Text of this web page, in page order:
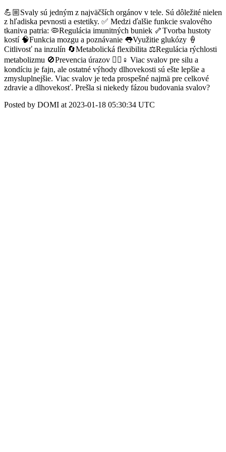
💪🏼Svaly sú jedným z najväčších orgánov v tele. Sú dôležité nielen
z hľadiska pevnosti a estetiky. ✅ Medzi ďalšie funkcie svalového
tkaniva patria: 🦠Regulácia imunitných buniek 🦴Tvorba hustoty
kostí 🧠Funkcia mozgu a poznávanie 👅Využitie glukózy 🍦
Citlivosť na inzulín 🔄Metabolická flexibilita ⚖️Regulácia rýchlosti
metabolizmu 🚫Prevencia úrazov 🏋🏼♀️ Viac svalov pre silu a
kondíciu je fajn, ale ostatné výhody dlhovekosti sú ešte lepšie a
zmysluplnejšie. Viac svalov je teda prospešné najmä pre celkové
zdravie a dlhovekosť. Prešla si niekedy fázou budovania svalov?
Posted by DOMI at 2023-01-18 05:30:34 UTC